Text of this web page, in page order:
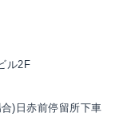
ル2F
)日赤前停留所下車